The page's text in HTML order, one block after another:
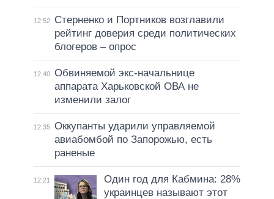
12:52
Стерненко и Портников возглавили
рейтинг доверия среди политических
блогеров – опрос
12:40 Обвиняемой экс-начальнице
аппарата Харьковской ОВА не
изменили залог
12:35 Оккупанты ударили управляемой
авиабомбой по Запорожью, есть
раненые
12:21
Один год для Кабмина: 28%
украинцев называют этот